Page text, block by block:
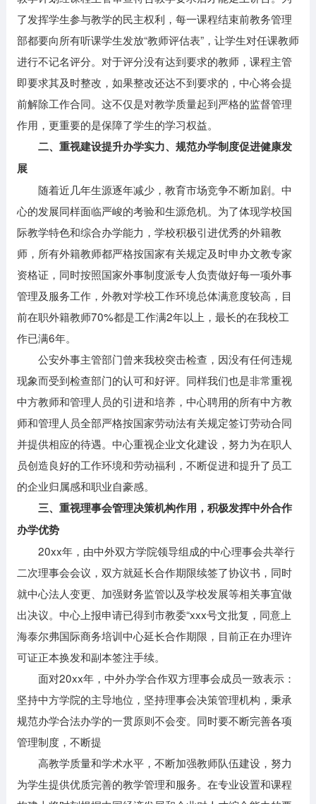
了发挥学生参与教学的民主权利，每一课程结束前教务管理
部都要向所有听课学生发放“教师评估表”，让学生对任课教师
进行不记名评分。对于评分没有达到要求的教师，课程主管
即要求其及时整改，如果整改还达不到要求的，中心将会提
前解除工作合同。这不仅是对教学质量起到严格的监督管理
作用，更重要的是保障了学生的学习权益。
二、重视建设提升办学实力、规范办学制度促进健康发
展
随着近几年生源逐年减少，教育市场竞争不断加剧。中
心的发展同样面临严峻的考验和生源危机。为了体现学校国
际教学特色和综合办学能力，学校积极引进优秀的外籍教
师，所有外籍教师都严格按国家有关规定及时申办文教专家
资格证，同时按照国家外事制度派专人负责做好每一项外事
管理及服务工作，外教对学校工作环境总体满意度较高，目
前在职外籍教师70%都是工作满2年以上，最长的在我校工
作已满6年。
公安外事主管部门曾来我校突击检查，因没有任何违规
现象而受到检查部门的认可和好评。同样我们也是非常重视
中方教师和管理人员的引进和培养，中心聘用的所有中方教
师和管理人员全部严格按国家劳动法有关规定签订劳动合同
并提供相应的待遇。中心重视企业文化建设，努力为在职人
员创造良好的工作环境和劳动福利，不断促进和提升了员工
的企业归属感和职业自豪感。
三、重视理事会管理决策机构作用，积极发挥中外合作
办学优势
20xx年，由中外双方学院领导组成的中心理事会共举行
二次理事会会议，双方就延长合作期限续签了协议书，同时
就中心法人变更、加强财务监管以及学校发展等相关事宜做
出决议。中心上报申请已得到市教委“xxx号文批复，同意上
海泰尔弗国际商务培训中心延长合作期限，目前正在办理许
可证正本换发和副本签注手续。
面对20xx年，中外办学合作双方理事会成员一致表示：
坚持中方学院的主导地位，坚持理事会决策管理机构，秉承
规范办学合法办学的一贯原则不会变。同时要不断完善各项
管理制度，不断提
高教学质量和学术水平，不断加强教师队伍建设，努力
为学生提供优质完善的教学管理和服务。在专业设置和课程